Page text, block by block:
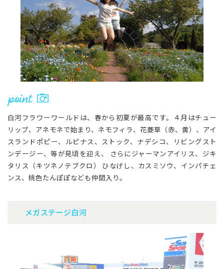
白河フラワーワールドは、春から初夏が最高です。４月はチュー
リップ、アネモネで始まり、ネモフィラ、花菱草（赤、黄）、アイ
スランドポピー、ルピナス、ストック、ナデシコ、リビングスト
ンデージー、等が見頃を迎え、 さらにジャーマンアイリス、ジキ
タリス（キツネノテブクロ） ひなげし、カスミソウ、インパチェ
ンス、桃色たんぽぽなども仲間入り。
メガステージ白河